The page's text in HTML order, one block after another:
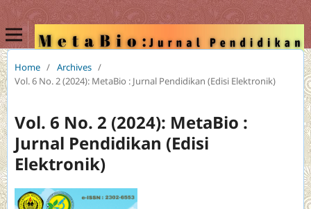
Home / Archives /
Vol. 6 No. 2 (2024): MetaBio : Jurnal Pendidikan (Edisi Elektronik)
Vol. 6 No. 2 (2024): MetaBio :
Jurnal Pendidikan (Edisi
Elektronik)